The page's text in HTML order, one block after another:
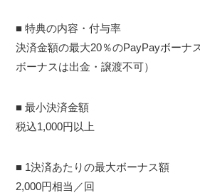
■ 特典の内容・付与率
決済金額の最大20％のPayPayボーナ
ボーナスは出金・譲渡不可）
■ 最小決済金額
税込1,000円以上
■ 1決済あたりの最大ボーナス額
2,000円相当／回